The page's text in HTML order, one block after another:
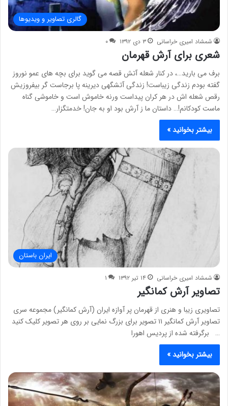
گالری تصاویر و ویدیوها
شمشاد امیری خراسانی ۳ دی ۱۳۹۲ ۰
شعری برای آرش قهرمان
برف می بارید…، در کنار شعله آتش قصه می گوید برای بچه های عمو نوروز
گفته بودم زندگی زیباست! زندگی آتشگهی دیرینه پا برجاست گر بیفروزیش
رقص شعله اش در هر کران پیداست ورنه خاموش است و خاموشی گناه
ماست کودکانم!… داستان ما ز آرش بود او به جان! خدمتگزار…
بیشتر بخوانید »
ایران باستان
شمشاد امیری خراسانی ۱۴ تیر ۱۳۹۲ ۱
تصاویر آرش کمانگیر
تصاویری زیبا و هنری از قهرمان پر آوازه ایران (آرش کمانگیر) مجموعه سری
تصاویر آرش کمانگیر ۱۱ تصویر برای بزرگ نمایی بر روی هر تصویر کلیک کنید
… برگرفته شده از پردیس اهورا
بیشتر بخوانید »